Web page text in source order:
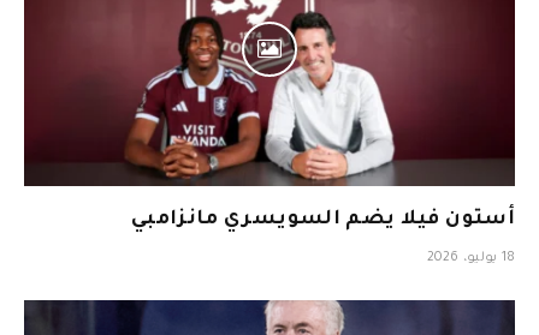
أستون فيلا يضم السويسري مانزامبي
18 يوليو، 2026